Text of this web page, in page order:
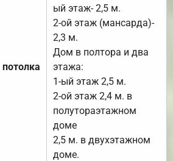
ый этаж- 2,5 м.
2-ой этаж (мансарда)-
2,3 м.
Дом в полтора и два
этажа:
1-ый этаж 2,5 м.
2-ой этаж 2,4 м. в
полутораэтажном
доме
2,5 м. в двухэтажном
доме.